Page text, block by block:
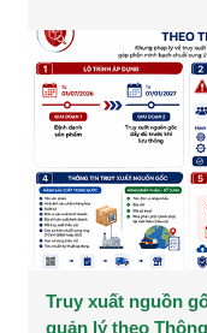
Truy xuất nguồn
quản lý theo